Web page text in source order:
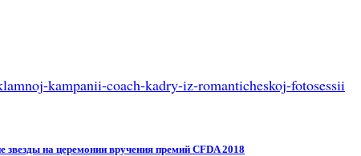
kampanii-coach-kadry-iz-romanticheskoj-fotosessii
на церемонии вручения премий CFDA 2018